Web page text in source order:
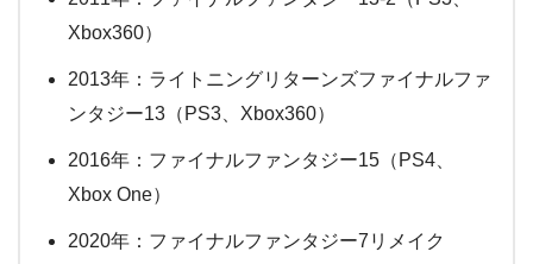
Xbox360）
2013年：ライトニングリターンズファイナルファ
ンタジー13（PS3、Xbox360）
2016年：ファイナルファンタジー15（PS4、
Xbox One）
2020年：ファイナルファンタジー7リメイク